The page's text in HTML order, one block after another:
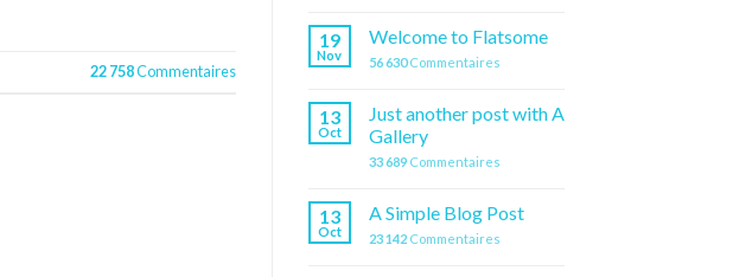
22 758Commentaires
19
Nov
Welcome to Flatsome
56 630Commentaires
13
Oct
Just another post with A
Gallery
33 689Commentaires
13
Oct
A Simple Blog Post
23 142Commentaires